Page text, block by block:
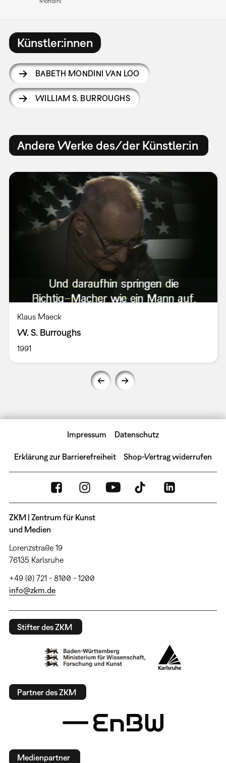
Künstler:innen
BABETH MONDINI VAN LOO
WILLIAM S. BURROUGHS
Andere Werke des/der Künstler:in
Klaus Maeck
W. S. Burroughs
1991
Impressum Datenschutz
Erklärung zur Barrierefreiheit Shop-Vertrag widerrufen
ZKM | Zentrum für Kunst
und Medien
Lorenzstraße 19
76135 Karlsruhe
+49 (0) 721 - 8100 - 1200
info@zkm.de
Stifter des ZKM
Partner des ZKM
Medienpartner